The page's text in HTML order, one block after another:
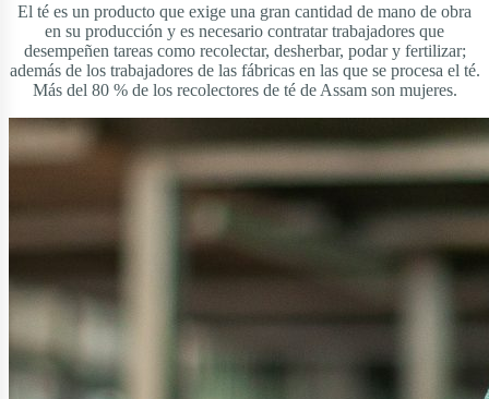
El té es un producto que exige una gran cantidad de mano de obra
en su producción y es necesario contratar trabajadores que
desempeñen tareas como recolectar, desherbar, podar y fertilizar;
además de los trabajadores de las fábricas en las que se procesa el té.
Más del 80 % de los recolectores de té de Assam son mujeres.